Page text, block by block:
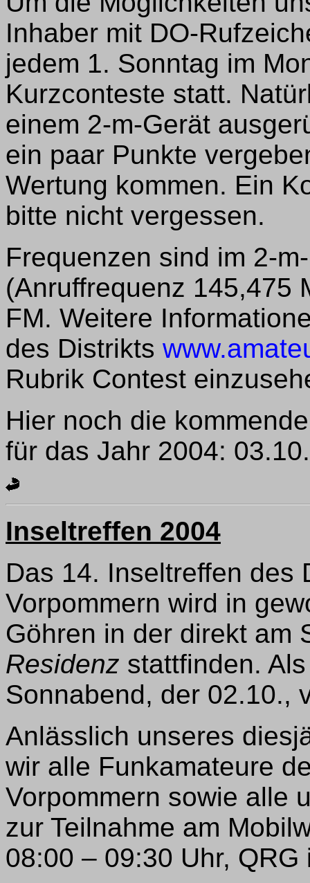
Inhaber mit DO-
jedem 1. Sonntag im
Kurzconteste statt.
einem 2-m-Gerät
ein paar Punkte
Wertung kommen. Ein
bitte nicht vergessen.
Frequenzen sind im 2-
(Anruffrequenz 145,475
FM. Weitere
des Distrikts
Rubrik Contest
Hier noch die
für das Jahr 2004:
Inseltreffen 2004
Das 14. Inseltreffen des
Vorpommern wird in
Göhren in der direkt am
Residenz stattfinden.
Sonnabend, der 02.10.,
Anlässlich unseres
wir alle Funkamateure
Vorpommern sowie alle
zur Teilnahme am
08:00 – 09:30 Uhr, QRG